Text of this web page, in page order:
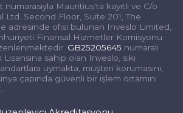
numarasıyla Mauritius'ta kayıtlı ve C/o
Ltd. Second Floor, Suite 201, The
adresinde ofisi bulunan Inveslo Limited,
Finansal Hizmetler Komisyonu
GB25205645 numaralı
Lisansına sahip olan Inveslo, sıkı
uymakta, müşteri korumasını,
çapında güvenli bir işlem ortamını